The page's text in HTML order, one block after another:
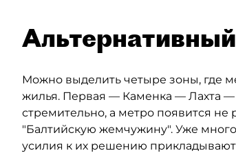
Можно выделить четыре зоны, где
жилья. Первая — Каменка — Лахта —
стремительно, а метро появится не
"Балтийскую жемчужину". Уже
усилия к их решению